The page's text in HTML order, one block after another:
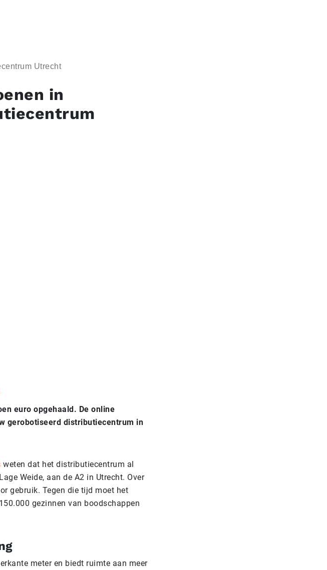
Utrecht
in
euro opgehaald. De online
gerobotiseerd distributiecentrum in
weten dat het distributiecentrum al
Weide, aan de A2 in Utrecht. Over
gebruik. Tegen die tijd moet het
gezinnen van boodschappen
meter en biedt ruimte aan meer